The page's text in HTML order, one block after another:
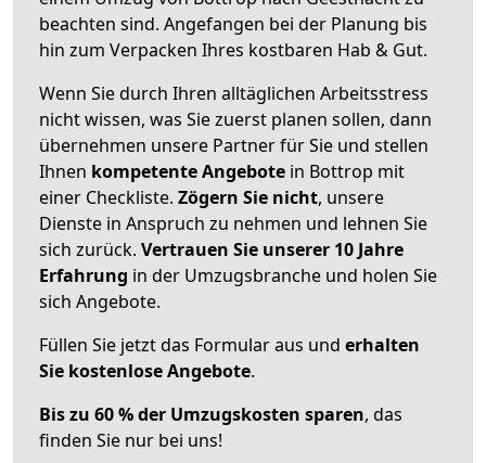
beachten sind. Angefangen bei der Planung bis
hin zum Verpacken Ihres kostbaren Hab & Gut.
Wenn Sie durch Ihren alltäglichen Arbeitsstress
nicht wissen, was Sie zuerst planen sollen, dann
übernehmen unsere Partner für Sie und stellen
Ihnen kompetente Angebote in Bottrop mit
einer Checkliste. Zögern Sie nicht, unsere
Dienste in Anspruch zu nehmen und lehnen Sie
sich zurück. Vertrauen Sie unserer 10 Jahre
Erfahrung in der Umzugsbranche und holen Sie
sich Angebote.
Füllen Sie jetzt das Formular aus und erhalten
Sie kostenlose Angebote.
Bis zu 60 % der Umzugskosten sparen, das
finden Sie nur bei uns!